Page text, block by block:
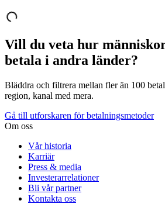
Vill du veta hur
betala i andra länder?
Bläddra och filtrera mellan fler än 100
region, kanal med mera.
Gå till utforskaren för betalningsmetoder
Om oss
Vår historia
Karriär
Press & media
Investerarrelationer
Bli vår partner
Kontakta oss